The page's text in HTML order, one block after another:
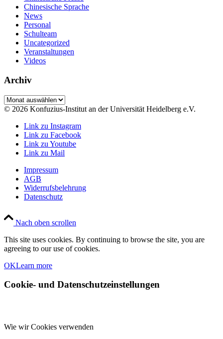
Chinesische Sprache
News
Personal
Schulteam
Uncategorized
Veranstaltungen
Videos
Archiv
Archiv
© 2026 Konfuzius-Institut an der Universität Heidelberg e.V.
Link zu Instagram
Link zu Facebook
Link zu Youtube
Link zu Mail
Impressum
AGB
Widerrufsbelehrung
Datenschutz
Nach oben scrollen
This site uses cookies. By continuing to browse the site, you are
agreeing to our use of cookies.
OKLearn more
Cookie- und Datenschutzeinstellungen
Wie wir Cookies verwenden